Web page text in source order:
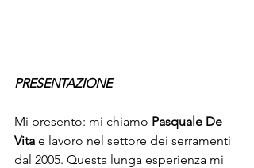
PRESENTAZIONE
Mi presento: mi chiamo Pasquale De
Vita e lavoro nel settore dei serramenti
dal 2005. Questa lunga esperienza mi